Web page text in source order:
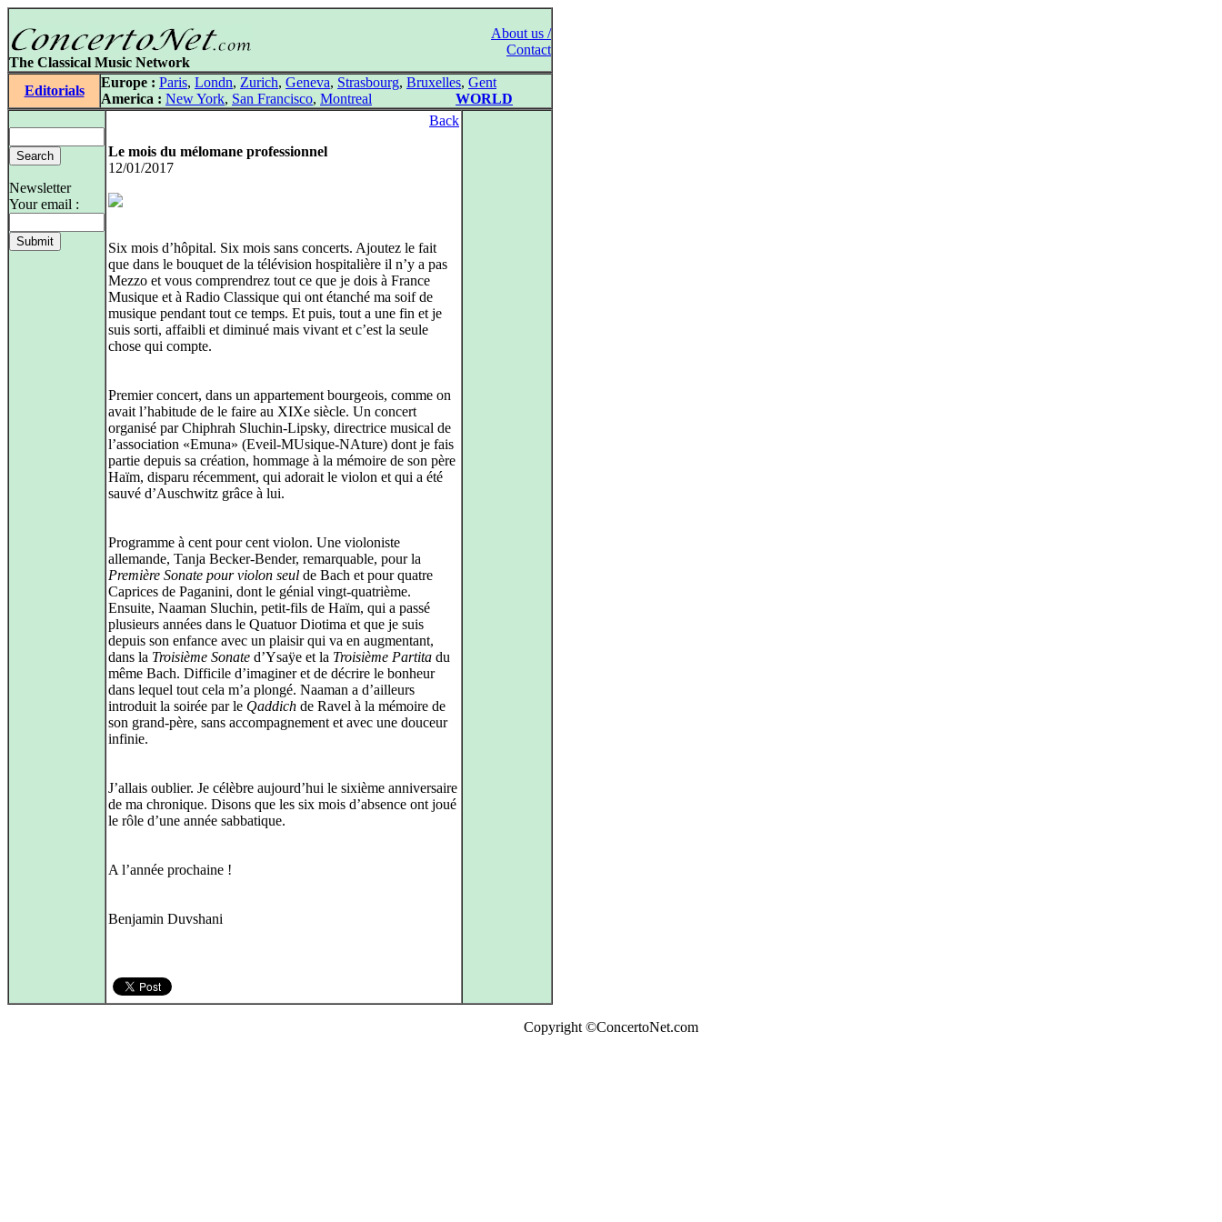
About us /
Contact
The Classical Music Network
Editorials
Europe : Paris, Londn, Zurich, Geneva, Strasbourg, Bruxelles, Gent
America : New York, San Francisco, Montreal WORLD
Newsletter
Your email :
Back
Le mois du mélomane professionnel
12/01/2017
Six mois d’hôpital. Six mois sans concerts. Ajoutez le fait
que dans le bouquet de la télévision hospitalière il n’y a pas
Mezzo et vous comprendrez tout ce que je dois à France
Musique et à Radio Classique qui ont étanché ma soif de
musique pendant tout ce temps. Et puis, tout a une fin et je
suis sorti, affaibli et diminué mais vivant et c’est la seule
chose qui compte.
Premier concert, dans un appartement bourgeois, comme on
avait l’habitude de le faire au XIXe siècle. Un concert
organisé par Chiphrah Sluchin-Lipsky, directrice musical de
l’association «Emuna» (Eveil-MUsique-NAture) dont je fais
partie depuis sa création, hommage à la mémoire de son père
Haïm, disparu récemment, qui adorait le violon et qui a été
sauvé d’Auschwitz grâce à lui.
Programme à cent pour cent violon. Une violoniste
allemande, Tanja Becker-Bender, remarquable, pour la
Première Sonate pour violon seul de Bach et pour quatre
Caprices de Paganini, dont le génial vingt-quatrième.
Ensuite, Naaman Sluchin, petit-fils de Haïm, qui a passé
plusieurs années dans le Quatuor Diotima et que je suis
depuis son enfance avec un plaisir qui va en augmentant,
dans la Troisième Sonate d’Ysaÿe et la Troisième Partita du
même Bach. Difficile d’imaginer et de décrire le bonheur
dans lequel tout cela m’a plongé. Naaman a d’ailleurs
introduit la soirée par le Qaddich de Ravel à la mémoire de
son grand-père, sans accompagnement et avec une douceur
infinie.
J’allais oublier. Je célèbre aujourd’hui le sixième anniversaire
de ma chronique. Disons que les six mois d’absence ont joué
le rôle d’une année sabbatique.
A l’année prochaine !
Benjamin Duvshani
Copyright ©ConcertoNet.com